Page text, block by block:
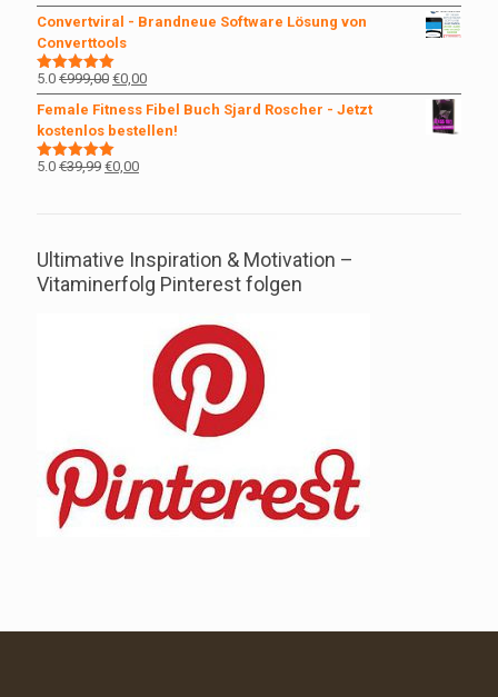
Preis
war:
€29,99
Preis
ist:
€0,00.
Convertviral - Brandneue Software Lösung von
Converttools
Bewertet
mit5.00
von 5
5.0 €999,00 Ursprünglicher
Preis
war:
€999,00
€0,00Aktueller
Preis
ist:
€0,00.
Female Fitness Fibel Buch Sjard Roscher - Jetzt
kostenlos bestellen!
Bewertet
5.0 €39,99 Ursprünglicher
€0,00Aktueller
Ultimative Inspiration & Motivation –
Vitaminerfolg Pinterest folgen